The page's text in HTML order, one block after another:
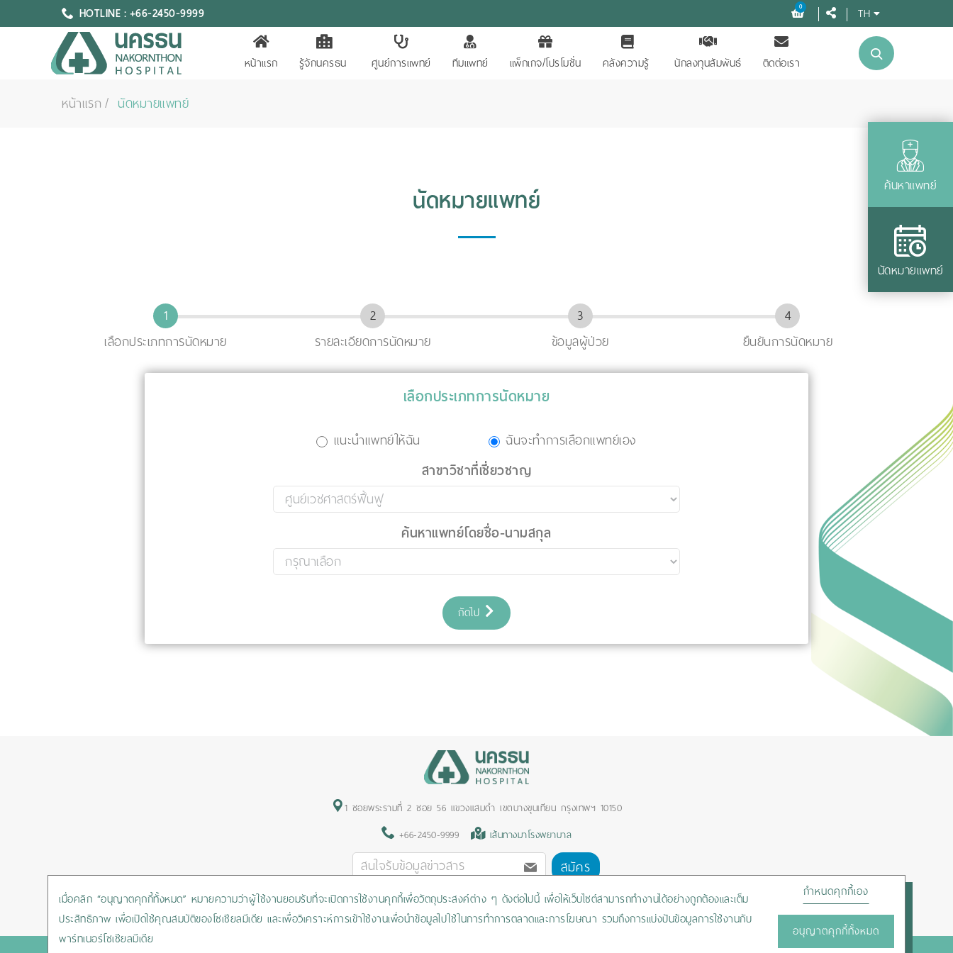
HOTLINE : +66-2450-9999 0 TH
หน้าแรก รู้จักนครธน ศูนย์การแพทย์ ทีมแพทย์ แพ็กเกจ/โปรโมชั่น คลังความรู้ นักลงทุนสัมพันธ์ ติดต่อเรา
ค้นหาแพทย์
นัดหมายแพทย์
หน้าแรก นัดหมายแพทย์
นัดหมายแพทย์
เลือกประเภทการนัดหมาย รายละเอียดการนัดหมาย ข้อมูลผู้ป่วย ยืนยันการนัดหมาย
เลือกประเภทการนัดหมาย
แนะนำแพทย์ให้ฉัน ฉันจะทำการเลือกแพทย์เอง
สาขาวิชาที่เชี่ยวชาญ
ค้นหาแพทย์โดยชื่อ-นามสกุล
ถัดไป
1 ซอยพระรามที่ 2 ซอย 56 แขวงแสมดำ เขตบางขุนเทียน กรุงเทพฯ 10150
+66-2450-9999
เส้นทางมาโรงพยาบาล
สมัคร
Privacy Policy/Cookies Policy/Sitemap/สิทธิผู้ป่วย
เมื่อคลิก “อนุญาตคุกกี้ทั้งหมด” หมายความว่าผู้ใช้งานยอมรับที่จะเปิดการใช้งานคุกกี้เพื่อวัตถุประสงค์ต่าง ๆ ดังต่อไปนี้ เพื่อให้เว็บไซต์สามารถทำงานได้อย่างถูกต้องและเต็ม
ประสิทธิภาพ เพื่อเปิดใช้คุณสมบัติของโซเชียลมีเดีย และเพื่อวิเคราะห์การเข้าใช้งานเพื่อนำข้อมูลไปใช้ในการทำการตลาดและการโฆษณา รวมถึงการแบ่งปันข้อมูลการใช้งานกับ
พาร์ทเนอร์โซเชียลมีเดีย
กำหนดคุกกี้เอง
อนุญาตคุกกี้ทั้งหมด